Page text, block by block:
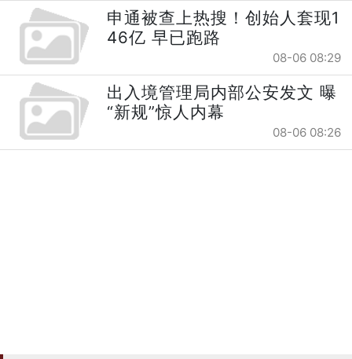
申通被查上热搜！创始人套现1
46亿 早已跑路
08-06 08:29
出入境管理局内部公安发文 曝
“新规”惊人内幕
08-06 08:26